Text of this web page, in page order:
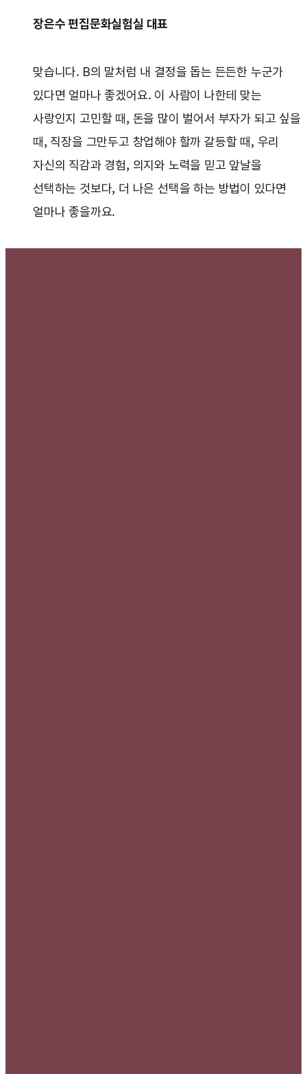
장은수 편집문화실험실 대표
맞습니다. B의 말처럼 내 결정을 돕는 든든한 누군가
있다면 얼마나 좋겠어요. 이 사람이 나한테 맞는
사랑인지 고민할 때, 돈을 많이 벌어서 부자가 되고 싶을
때, 직장을 그만두고 창업해야 할까 갈등할 때, 우리
자신의 직감과 경험, 의지와 노력을 믿고 앞날을
선택하는 것보다, 더 나은 선택을 하는 방법이 있다면
얼마나 좋을까요.